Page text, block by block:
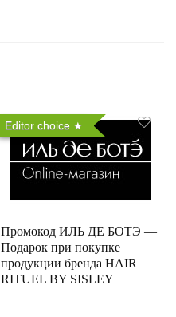
Editor choice
Промокод ИЛЬ ДЕ БОТЭ —
Подарок при покупке
продукции бренда HAIR
RITUEL BY SISLEY